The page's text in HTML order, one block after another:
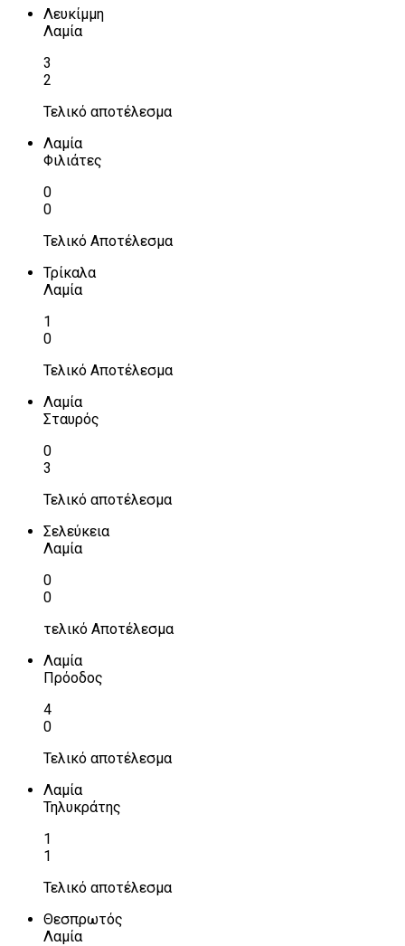
Λευκίμμη
Λαμία
3
2
Τελικό αποτέλεσμα
Λαμία
Φιλιάτες
0
0
Τελικό Αποτέλεσμα
Τρίκαλα
Λαμία
1
0
Τελικό Αποτέλεσμα
Λαμία
Σταυρός
0
3
Τελικό αποτέλεσμα
Σελεύκεια
Λαμία
0
0
τελικό Αποτέλεσμα
Λαμία
Πρόοδος
4
0
Τελικό αποτέλεσμα
Λαμία
Τηλυκράτης
1
1
Τελικό αποτέλεσμα
Θεσπρωτός
Λαμία